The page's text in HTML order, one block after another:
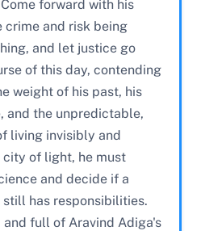
forward with his
crime and risk being
and let justice go
of this day, contending
weight of his past, his
and the unpredictable,
living invisibly and
of light, he must
and decide if a
has responsibilities.
full of Aravind Adiga's